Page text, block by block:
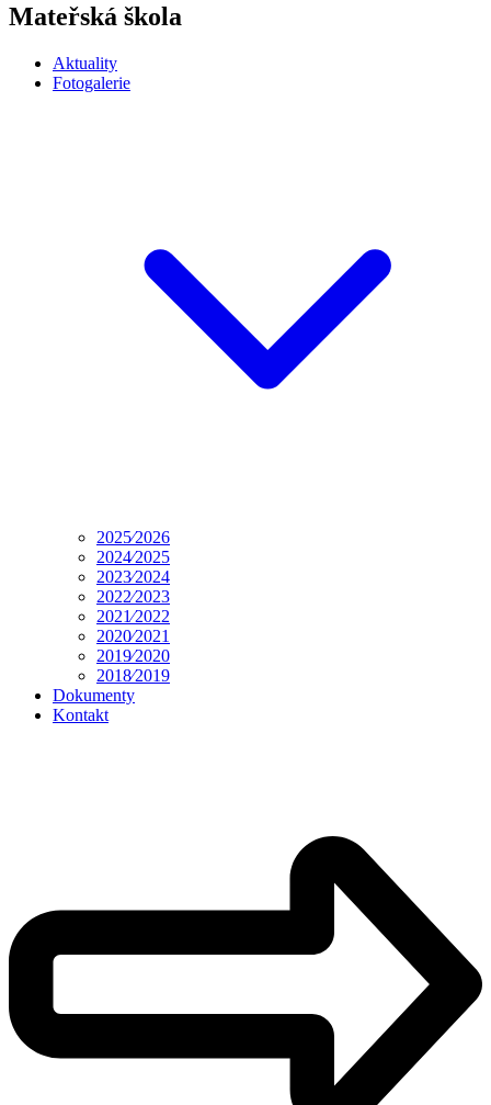
Mateřská škola
Aktuality
Fotogalerie
2025⁄2026
2024⁄2025
2023⁄2024
2022⁄2023
2021⁄2022
2020⁄2021
2019⁄2020
2018⁄2019
Dokumenty
Kontakt